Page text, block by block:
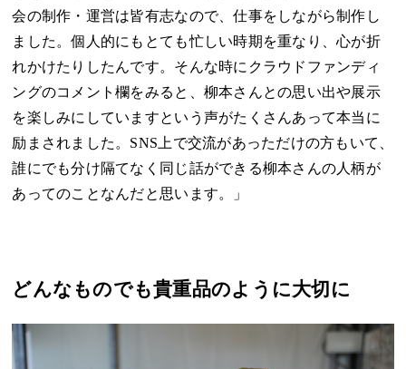
会の制作・運営は皆有志なので、仕事をしながら制作し
ました。個人的にもとても忙しい時期を重なり、心が折
れかけたりしたんです。そんな時にクラウドファンディ
ングのコメント欄をみると、柳本さんとの思い出や展示
を楽しみにしていますという声がたくさんあって本当に
励まされました。SNS上で交流があっただけの方もいて、
誰にでも分け隔てなく同じ話ができる柳本さんの人柄が
あってのことなんだと思います。」
どんなものでも貴重品のように大切に